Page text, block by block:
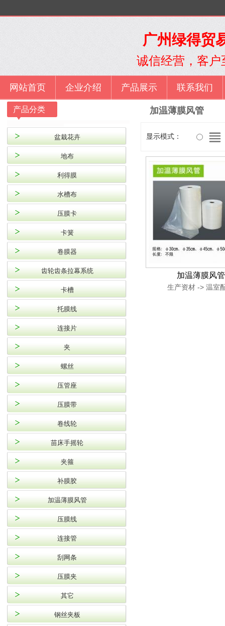
广州绿得贸
诚信经营，客
网站首页 企业介绍 产品展示 联系我们
产品分类
盆栽花卉
地布
利得膜
水槽布
压膜卡
卡簧
卷膜器
齿轮齿条拉幕系统
卡槽
托膜线
连接片
夹
螺丝
压管座
压膜带
卷线轮
苗床手摇轮
夹箍
补膜胶
加温薄膜风管
压膜线
连接管
刮网条
压膜夹
其它
钢丝夹板
加温薄膜风管
显示模式：
加温薄膜风管
生产资材 -> 温室